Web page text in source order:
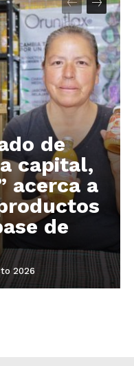
de
capital,
acerca a
de
2026